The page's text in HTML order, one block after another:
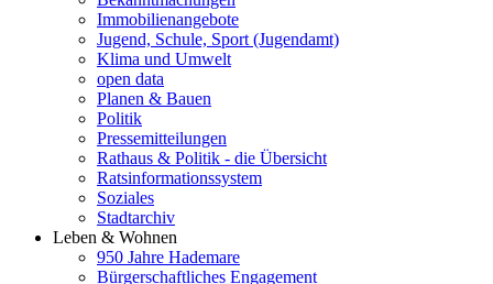
Immobilienangebote
Jugend, Schule, Sport (Jugendamt)
Klima und Umwelt
open data
Planen & Bauen
Politik
Pressemitteilungen
Rathaus & Politik - die Übersicht
Ratsinformationssystem
Soziales
Stadtarchiv
Leben & Wohnen
950 Jahre Hademare
Bürgerschaftliches Engagement